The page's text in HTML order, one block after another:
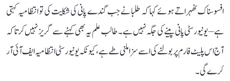
افسوسناک ٹھہراتے ہوئے کہا کہ طلبا نے جب گندے پانی کی شکایت کی تو انتظامیہ کہتی
ہے– یونیورسٹی پانی پینے کی جگہ نہیں ہے۔ طالب علم یہ بھی کہنے سے گریز نہیں کرتا کہ
آج اس پلیٹ فارم پر بولنے کی اسے سزا ملنی طے ہے، کیونکہ یونیورسٹی انتظامیہ ایف آئی آر
کرے گی۔